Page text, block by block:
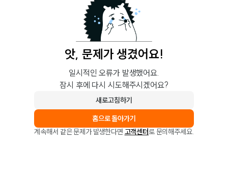
앗, 문제가 생겼어요!
일시적인 오류가 발생했어요.
잠시 후에 다시 시도해주시겠어요?
새로고침하기
홈으로 돌아가기
계속해서 같은 문제가 발생한다면 고객센터로 문의해주세요.